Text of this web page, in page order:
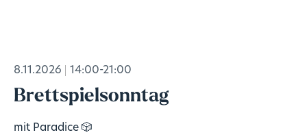
8.11.2026 14:00-21:00
Brettspielsonntag
mit Paradice 🎲